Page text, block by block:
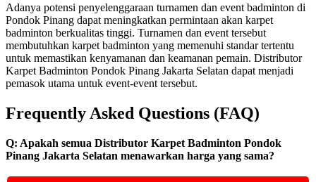
Adanya potensi penyelenggaraan turnamen dan event badminton di
Pondok Pinang dapat meningkatkan permintaan akan karpet
badminton berkualitas tinggi. Turnamen dan event tersebut
membutuhkan karpet badminton yang memenuhi standar tertentu
untuk memastikan kenyamanan dan keamanan pemain. Distributor
Karpet Badminton Pondok Pinang Jakarta Selatan dapat menjadi
pemasok utama untuk event-event tersebut.
Frequently Asked Questions (FAQ)
Q: Apakah semua Distributor Karpet Badminton Pondok
Pinang Jakarta Selatan menawarkan harga yang sama?